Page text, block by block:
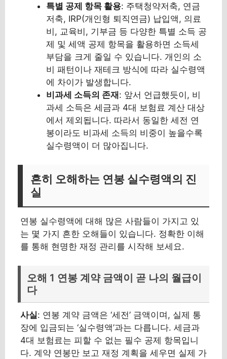
특별 공제 항목 활용: 주택청약저축, 연금
저축, IRP(개인형 퇴직연금) 납입액, 의료
비, 교육비, 기부금 등 다양한 특별 소득 공
제 및 세액 공제 항목을 활용하면 소득세
부담을 크게 줄일 수 있습니다. 개인의 소
비 패턴이나 재테크 방식에 따라 실수령액
에 차이가 발생합니다.
비과세 소득의 존재: 앞서 언급했듯이, 비
과세 소득은 세금과 4대 보험료 계산 대상
에서 제외됩니다. 따라서 동일한 세전 연
봉이라도 비과세 소득의 비중이 높을수록
실수령액이 더 많아집니다.
흔히 오해하는 연봉 실수령액의 진
실
연봉 실수령액에 대해 많은 사람들이 가지고 있
는 몇 가지 흔한 오해들이 있습니다. 정확한 이해
를 통해 현명한 재정 관리를 시작해 보세요.
오해 1 연봉 계약 금액이 곧 나의 월급이
다
사실: 연봉 계약 금액은 ‘세전’ 금액이며, 실제 통
장에 입금되는 ‘실수령액’과는 다릅니다. 세금과
4대 보험료는 피할 수 없는 필수 공제 항목입니
다. 계약 연봉만 보고 재정 계획을 세우면 실제 가